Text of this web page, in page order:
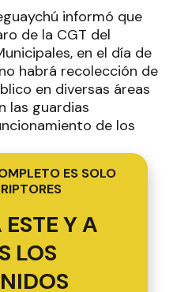
informó que
de la CGT del
en el día de
habrá recolección de
en diversas áreas
las guardias
de los
ES SOLO
Y A
LOS